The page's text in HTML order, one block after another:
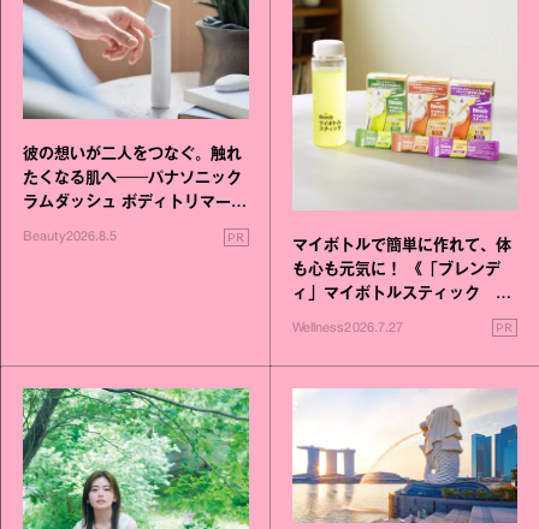
彼の想いが二人をつなぐ。触れ
たくなる肌へ──パナソニック
ラムダッシュ ボディトリマーが
Beauty2026.8.5 PR
マイボトルで簡単に作れて、体
も心も元気に！ 《「ブレンデ
ィ」マイボトルスティック い
いこと毎日》シリーズが誕生
Wellness2026.7.27 PR